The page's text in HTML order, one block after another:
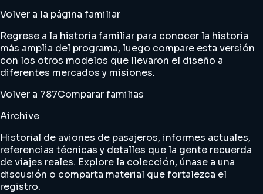
Volver a la página familiar
Regrese a la historia familiar para conocer la historia
más amplia del programa, luego compare esta versión
con los otros modelos que llevaron el diseño a
diferentes mercados y misiones.
Volver a 787Comparar familias
Airchive
Historial de aviones de pasajeros, informes actuales,
referencias técnicas y detalles que la gente recuerda
de viajes reales. Explore la colección, únase a una
discusión o comparta material que fortalezca el
registro.